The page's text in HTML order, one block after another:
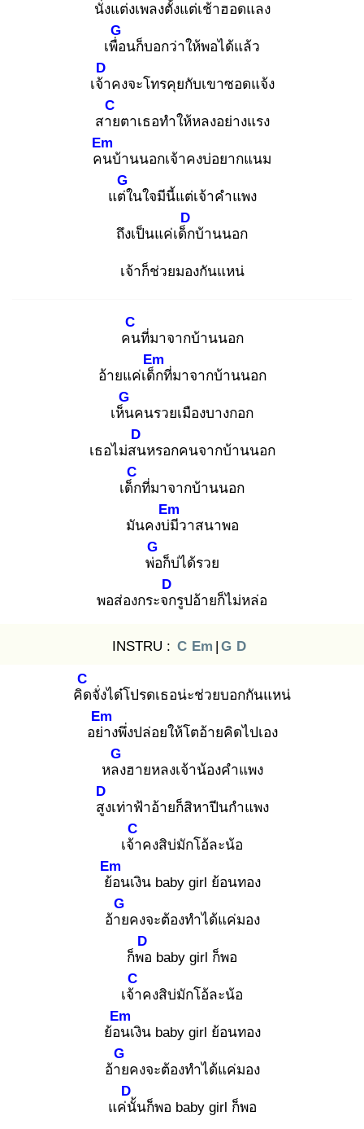
นั่งแต่งเพลงตั้งแต่เช้าฮอดแลง
เพื่อ
G
นก็บอกว่าให้พอได้แล้ว
เจ้า
D
คงจะโทรคุยกับเขาซอดแจ้ง
สาย
C
ตาเธอทำให้หลงอย่างแรง
คน
Em
บ้านนอกเจ้าคงบ่อยากแนม
แต่ใ
G
นใจมีนี้แต่เจ้าคำแพง
ถึงเป็นแค่เด็ก
D
บ้านนอก
เจ้าก็ช่วยมองกันแหน่
คน
C
ที่มาจากบ้านนอก
อ้ายแค่เด็ก
Em
ที่มาจากบ้านนอก
เห็น
G
คนรวยเมืองบางกอก
เธอไม่สน
D
หรอกคนจากบ้านนอก
เด็ก
C
ที่มาจากบ้านนอก
มันคงบ่มี
Em
วาสนาพอ
พ่อ
G
ก็บ่ได้รวย
พอส่องกระจก
D
รูปอ้ายก็ไม่หล่อ
INSTRU : C Em | G D
คิด
C
จั่งได๋โปรดเธอน่ะช่วยบอกกันแหน่
อย่า
Em
งพึ่งปล่อยให้โตอ้ายคิดไปเอง
หลง
G
ฮายหลงเจ้าน้องคำแพง
สูง
D
เท่าฟ้าอ้ายก็สิหาปีนกำแพง
เจ้า
C
คงสิบ่มักโอ้ละน้อ
ย้อ
Em
นเงิน baby girl ย้อนทอง
อ้าย
G
คงจะต้องทำได้แค่มอง
ก็พอ
D
baby girl ก็พอ
เจ้า
C
คงสิบ่มักโอ้ละน้อ
ย้อน
Em
เงิน baby girl ย้อนทอง
อ้าย
G
คงจะต้องทำได้แค่มอง
แค่นั้
D
นก็พอ baby girl ก็พอ